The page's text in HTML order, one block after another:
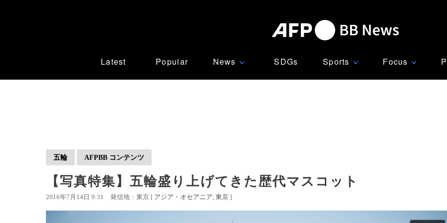
Latest Popular News ∨ SDGs Sports ∨ Focus ∨
五輪 AFPBB コンテンツ
【写真特集】五輪盛り上げてきた歴代マスコット
2016年7月14日 9:31 発信地：東京 [ アジア・オセアニア 東京 ]